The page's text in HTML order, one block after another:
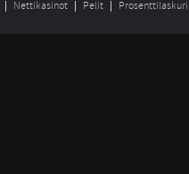
Nettikasinot Pelit Prosenttilaskuri